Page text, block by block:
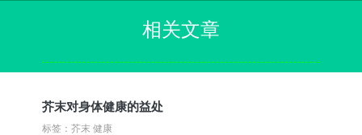
相关文章
芥末对身体健康的益处
标签：芥末 健康